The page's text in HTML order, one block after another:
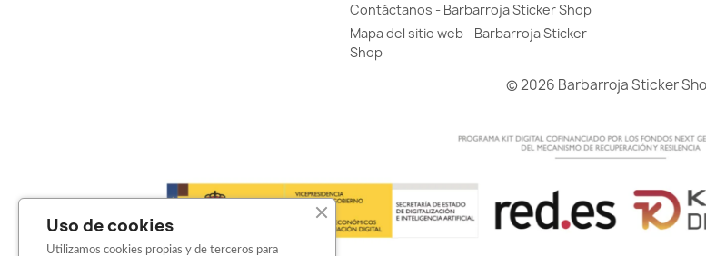
Contáctanos - Barbarroja Sticker Shop
Mapa del sitio web - Barbarroja Sticker
Shop
© 2026 Barbarroja Sticker
Uso de cookies
Utilizamos cookies propias y de terceros para